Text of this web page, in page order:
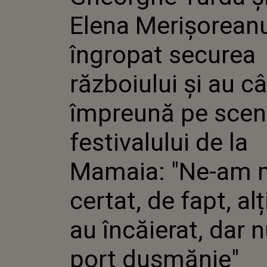
SCENA
MAI
ALȚII
PORT
Elena
îngropat securea
războiului și au
împreună pe
festivalului de la
Mamaia: "Ne-am
certat, de fapt,
au încăierat, dar
port dușmănie"